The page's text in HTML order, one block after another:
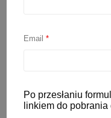
łyżeczką,
11 stycznia 2022
Email*
Po przesłaniu
linkiem do pobrania